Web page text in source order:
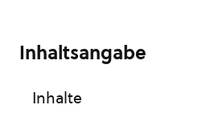
Inhaltsangabe
Inhalte